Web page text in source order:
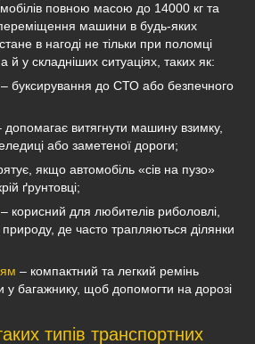
повною масою до 14000 кг та
машини в будь-яких
в нагоді не тільки при поломці
й у складніших ситуаціях, таких як:
– буксирування до СТО або безпечного
допомагає витягнути машину взимку,
або заметеної дороги;
якщо автомобіль «сів на пузо»
ґрунтовці;
– корисний для любителів риболовлі,
де часто трапляються ділянки
– компактний та легкий ремінь
багажнику, щоб допомогти на дорозі
типів транспортних